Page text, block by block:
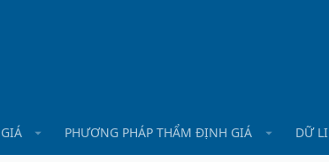
PHƯƠNG PHÁP THẨM ĐỊNH GIÁ DỮ